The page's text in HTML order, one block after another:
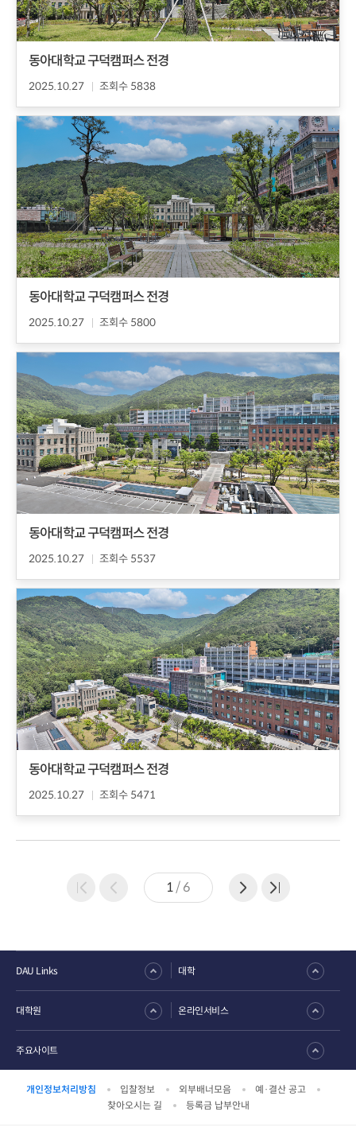
동아대학교 구덕캠퍼스 전경
2025.10.27 조회수 5838
동아대학교 구덕캠퍼스 전경
2025.10.27 조회수 5800
동아대학교 구덕캠퍼스 전경
2025.10.27 조회수 5537
동아대학교 구덕캠퍼스 전경
2025.10.27 조회수 5471
1/6
개인정보처리방침 입찰정보 외부배너모음
예·결산 공고
찾아오시는 길
등록금 납부안내
DAU Links 대학
대학원 온라인서비스
주요사이트